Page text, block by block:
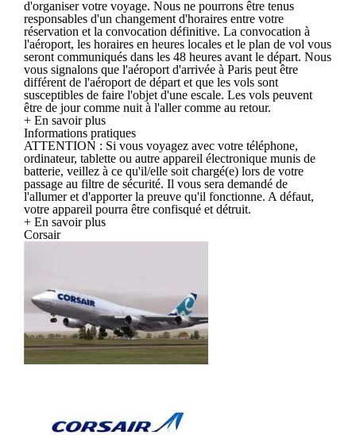
d'organiser votre voyage. Nous ne pourrons être tenus
responsables d'un changement d'horaires entre votre
réservation et la convocation définitive. La convocation à
l'aéroport, les horaires en heures locales et le plan de vol vous
seront communiqués dans les 48 heures avant le départ. Nous
vous signalons que l'aéroport d'arrivée à Paris peut être
différent de l'aéroport de départ et que les vols sont
susceptibles de faire l'objet d'une escale. Les vols peuvent
être de jour comme nuit à l'aller comme au retour.
+ En savoir plus
Informations pratiques
ATTENTION : Si vous voyagez avec votre téléphone,
ordinateur, tablette ou autre appareil électronique munis de
batterie, veillez à ce qu'il/elle soit chargé(e) lors de votre
passage au filtre de sécurité. Il vous sera demandé de
l'allumer et d'apporter la preuve qu'il fonctionne. A défaut,
votre appareil pourra être confisqué et détruit.
+ En savoir plus
Corsair